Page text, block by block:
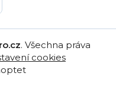
. Všechna práva
cookies